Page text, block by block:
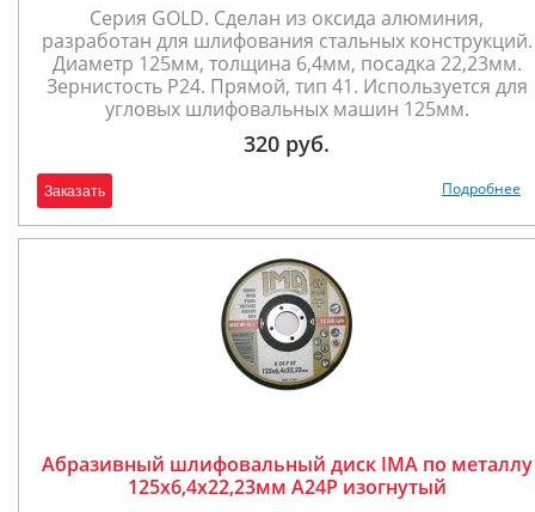
Серия GOLD. Сделан из оксида алюминия,
разработан для шлифования стальных конструкций.
Диаметр 125мм, толщина 6,4мм, посадка 22,23мм.
Зернистость P24. Прямой, тип 41. Используется для
угловых шлифовальных машин 125мм.
320 руб.
Заказать Подробнее
Абразивный шлифовальный диск IMA по металлу
125х6,4х22,23мм A24P изогнутый